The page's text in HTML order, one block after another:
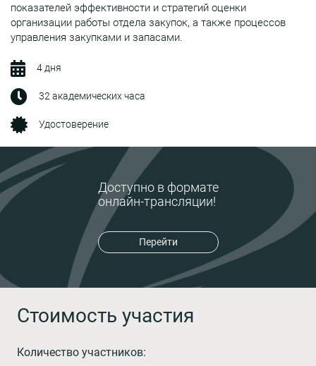
Доступно в формате
онлайн-трансляции!
Перейти
показателей эффективности и стратегий оценки
организации работы отдела закупок, а также процессов
управления закупками и запасами.
4 дня
32 академических часа
Удостоверение
Стоимость участия
Количество участников: